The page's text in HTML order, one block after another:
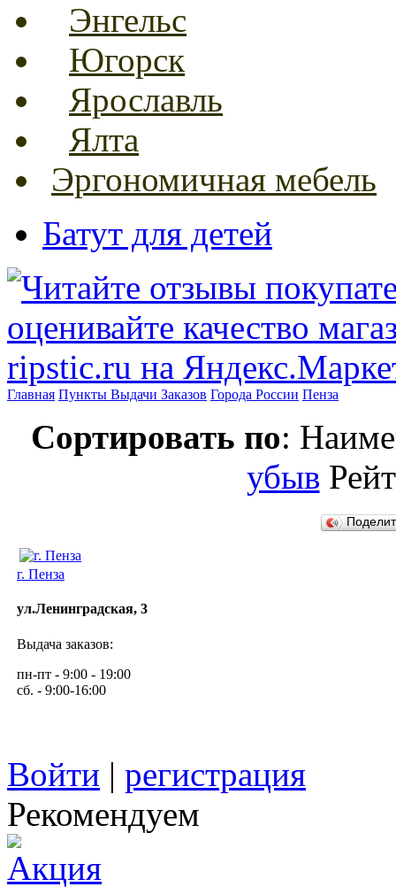
Энгельс
Югорск
Ярославль
Ялта
Эргономичная мебель
Батут для детей
Главная Пункты Выдачи Заказов Города России Пенза
Сортировать по:
убыв
г. Пенза
ул.Ленинградская, 3
Выдача заказов:
пн-пт - 9:00 - 19:00
сб. - 9:00-16:00
Войти | регистрация
Рекомендуем